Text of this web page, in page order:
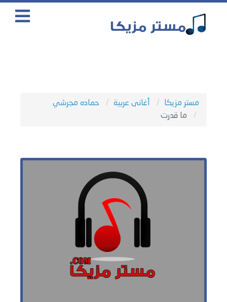
مستر مزيكا أغانى عربية
حماده مجرشي
ما قدرت